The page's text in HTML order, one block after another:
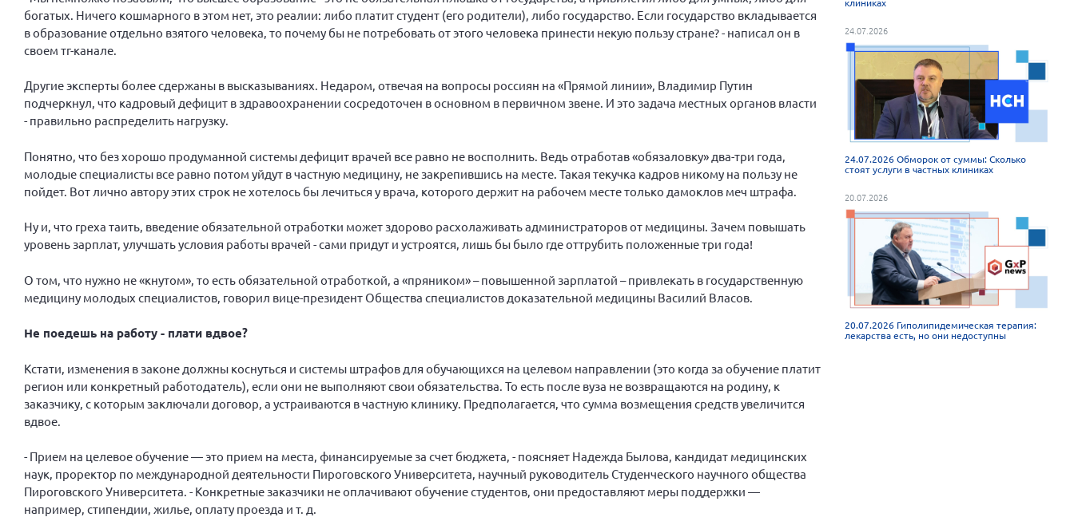
богатых. Ничего кошмарного в этом нет, это реалии: либо платит студент (его родители), либо государство. Если государство вкладывается
в образование отдельно взятого человека, то почему бы не потребовать от этого человека принести некую пользу стране? - написал он в
своем тг-канале.
Другие эксперты более сдержаны в высказываниях. Недаром, отвечая на вопросы россиян на «Прямой линии», Владимир Путин
подчеркнул, что кадровый дефицит в здравоохранении сосредоточен в основном в первичном звене. И это задача местных органов власти
- правильно распределить нагрузку.
Понятно, что без хорошо продуманной системы дефицит врачей все равно не восполнить. Ведь отработав «обязаловку» два-три года,
молодые специалисты все равно потом уйдут в частную медицину, не закрепившись на месте. Такая текучка кадров никому на пользу не
пойдет. Вот лично автору этих строк не хотелось бы лечиться у врача, которого держит на рабочем месте только дамоклов меч штрафа.
Ну и, что греха таить, введение обязательной отработки может здорово расхолаживать администраторов от медицины. Зачем повышать
уровень зарплат, улучшать условия работы врачей - сами придут и устроятся, лишь бы было где оттрубить положенные три года!
О том, что нужно не «кнутом», то есть обязательной отработкой, а «пряником» – повышенной зарплатой – привлекать в государственную
медицину молодых специалистов, говорил вице-президент Общества специалистов доказательной медицины Василий Власов.
Не поедешь на работу - плати вдвое?
Кстати, изменения в законе должны коснуться и системы штрафов для обучающихся на целевом направлении (это когда за обучение платит
регион или конкретный работодатель), если они не выполняют свои обязательства. То есть после вуза не возвращаются на родину, к
заказчику, с которым заключали договор, а устраиваются в частную клинику. Предполагается, что сумма возмещения средств увеличится
вдвое.
- Прием на целевое обучение — это прием на места, финансируемые за счет бюджета, - поясняет Надежда Былова, кандидат медицинских
наук, проректор по международной деятельности Пироговского Университета, научный руководитель Студенческого научного общества
Пироговского Университета. - Конкретные заказчики не оплачивают обучение студентов, они предоставляют меры поддержки —
например, стипендии, жилье, оплату проезда и т. д.
клиниках
24.07.2026
24.07.2026 Обморок от суммы: Сколько
стоят услуги в частных клиниках
20.07.2026
20.07.2026 Гиполипидемическая терапия:
лекарства есть, но они недоступны